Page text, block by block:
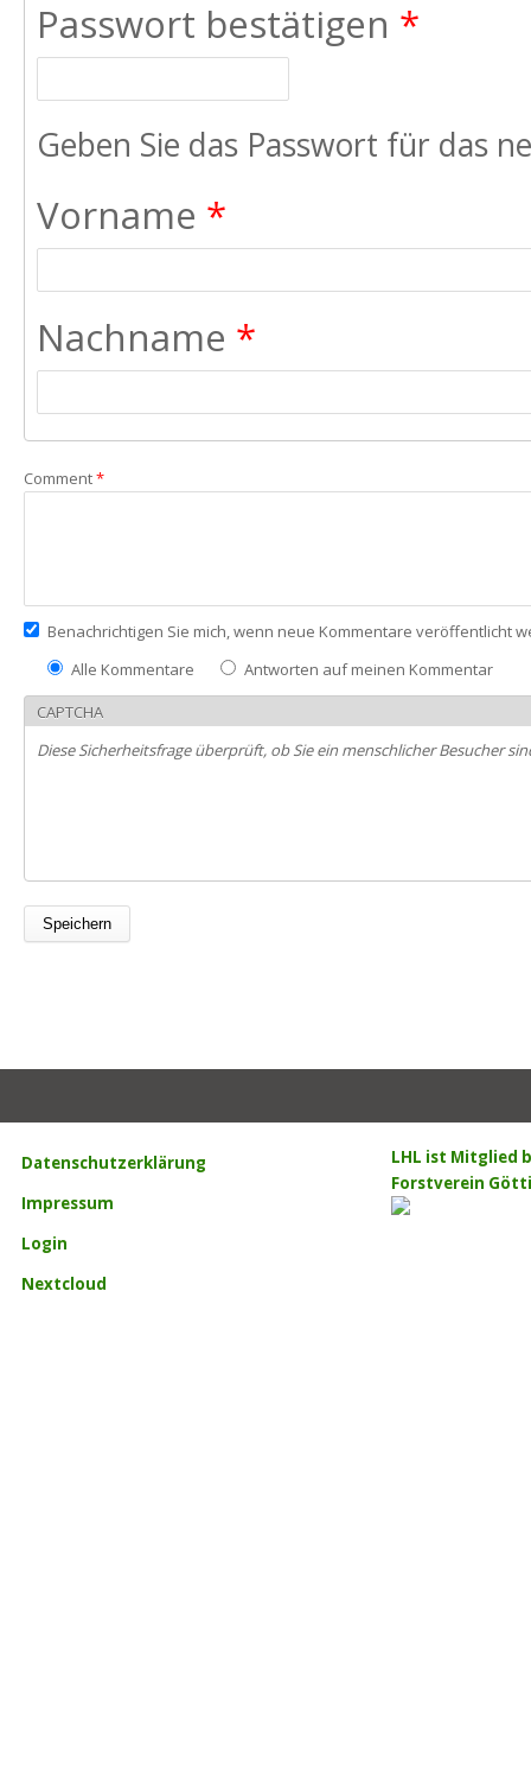
Passwort bestätigen *
Geben Sie das Passwort für das
Vorname *
Nachname *
Comment*
Benachrichtigen Sie mich, wenn neue Kommentare veröffentlicht
Alle Kommentare
Antworten auf meinen Kommentar
CAPTCHA
Diese Sicherheitsfrage überprüft, ob Sie ein menschlicher Besucher
Datenschutzerklärung
Impressum
Login
Nextcloud
LHL ist Mitglied
Forstverein